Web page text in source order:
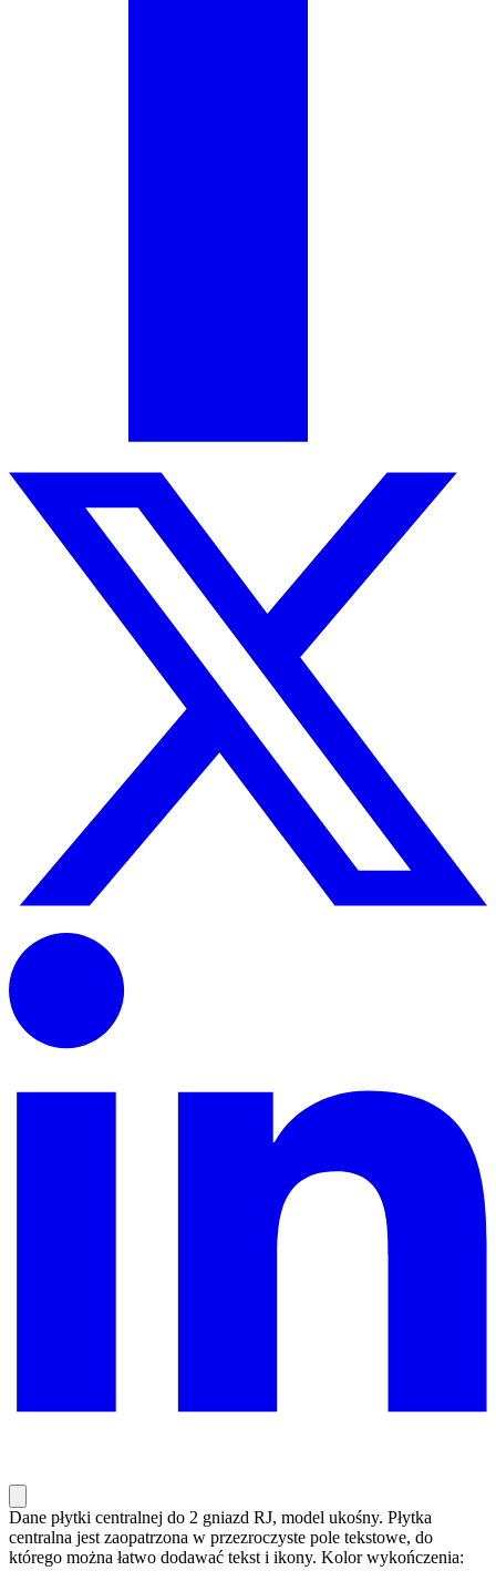
Dane płytki centralnej do 2 gniazd RJ, model ukośny. Płytka
centralna jest zaopatrzona w przezroczyste pole tekstowe, do
którego można łatwo dodawać tekst i ikony. Kolor wykończenia: